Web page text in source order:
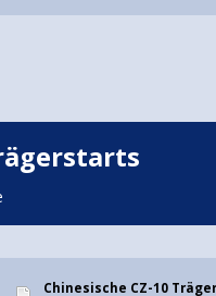
Chinesische CZ-10